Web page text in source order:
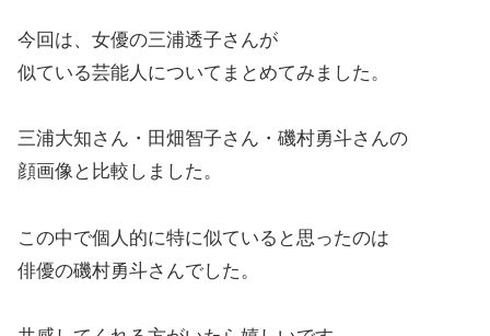
今回は、女優の三浦透子さんが
似ている芸能人についてまとめてみました。
三浦大知さん・田畑智子さん・磯村勇斗さんの
顔画像と比較しました。
この中で個人的に特に似ていると思ったのは
俳優の磯村勇斗さんでした。